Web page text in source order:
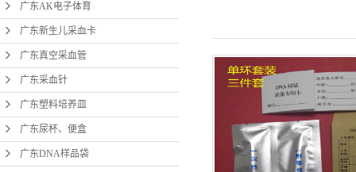
广东
广东
广东
广
广东
广东AK电子体育
广东新生儿采血卡
广东真空采血管
广东采血针
广东塑料培养皿
广东尿杯、便盒
广东DNA样品袋